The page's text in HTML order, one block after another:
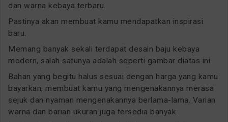
dan warna kebaya terbaru.
Pastinya akan membuat kamu mendapatkan inspirasi
baru.
Memang banyak sekali terdapat desain baju kebaya
modern, salah satunya adalah seperti gambar diatas ini.
Bahan yang begitu halus sesuai dengan harga yang kamu
bayarkan, membuat kamu yang mengenakannya merasa
sejuk dan nyaman mengenakannya berlama-lama. Varian
warna dan barian ukuran juga tersedia banyak.